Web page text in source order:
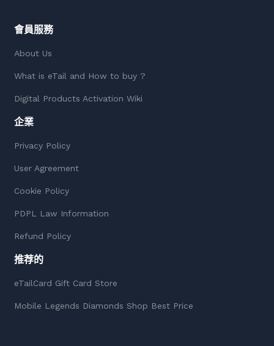
會員服務
About Us
What is eTail and How to buy ?
Digital Products Activation Wiki
企業
Privacy Policy
User Agreement
Cookie Policy
PDPL Law Information
Refund Policy
推荐的
eTailCard Gift Card Store
Mobile Legends Diamonds Shop Best Price